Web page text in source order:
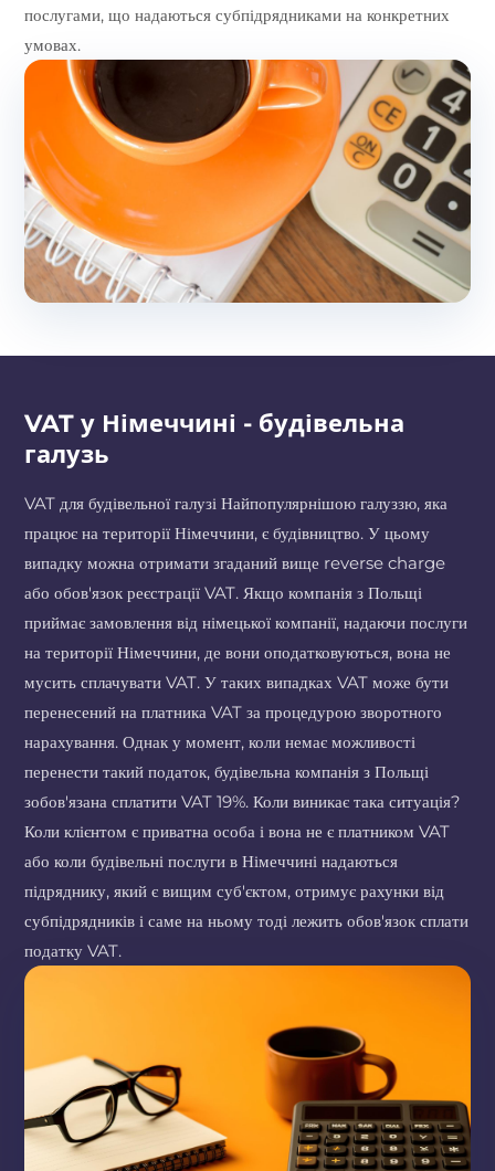
послугами, що надаються субпідрядниками на конкретних
умовах.
VAT у Німеччині - будівельна
галузь
VAT для будівельної галузі Найпопулярнішою галуззю, яка
працює на території Німеччини, є будівництво. У цьому
випадку можна отримати згаданий вище reverse charge
або обов'язок реєстрації VAT. Якщо компанія з Польщі
приймає замовлення від німецької компанії, надаючи послуги
на території Німеччини, де вони оподатковуються, вона не
мусить сплачувати VAT. У таких випадках VAT може бути
перенесений на платника VAT за процедурою зворотного
нарахування. Однак у момент, коли немає можливості
перенести такий податок, будівельна компанія з Польщі
зобов'язана сплатити VAT 19%. Коли виникає така ситуація?
Коли клієнтом є приватна особа і вона не є платником VAT
або коли будівельні послуги в Німеччині надаються
підряднику, який є вищим суб'єктом, отримує рахунки від
субпідрядників і саме на ньому тоді лежить обов'язок сплати
податку VAT.